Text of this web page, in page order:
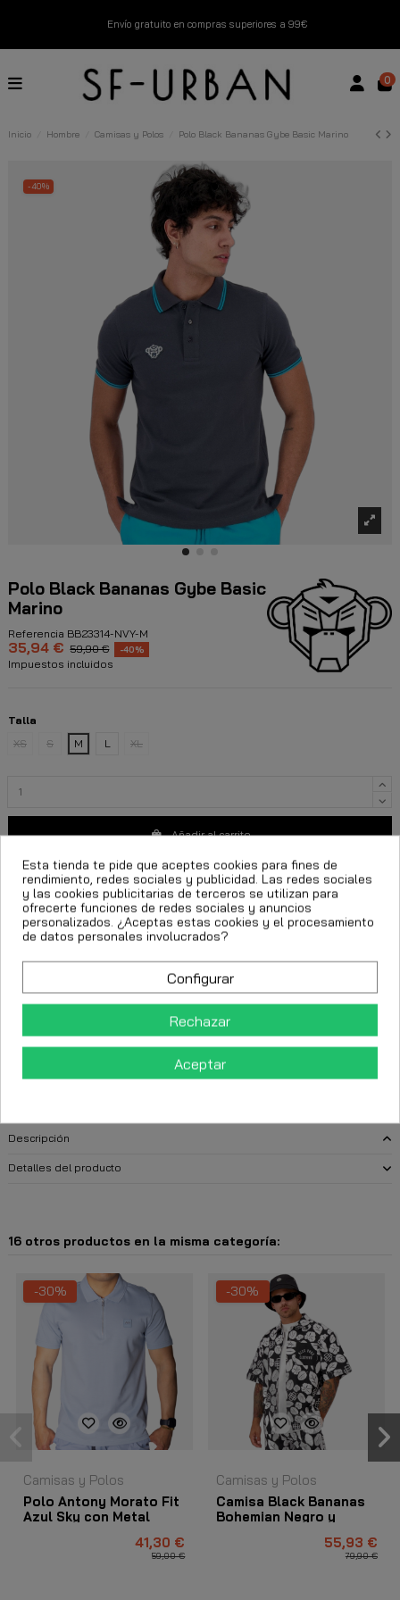
Envío gratuito en compras superiores a 99€
Nuevos productos disponibles esta semana
0
Inicio Hombre Camisas y Polos Polo Black Bananas Gybe Basic Marino
-40%
Polo Black Bananas Gybe Basic
Marino
Referencia BB23314-NVY-M
35,94 € 59,90 € -40%
Impuestos incluidos
Talla
XS
S M L XL
Añadir al carrito
FECHA ESTIMADA DE ENTREGA:
Descripción
Detalles del producto
16 otros productos en la misma categoría:
-30%
Camisas y Polos
Polo Antony Morato Fit
Azul Sky con Metal
41,30 €
59,00 €
-30%
Camisas y Polos
Camisa Black Bananas
Bohemian Negro y
55,93 €
79,90 €
Esta tienda te pide que aceptes cookies para fines de
rendimiento, redes sociales y publicidad. Las redes sociales
y las cookies publicitarias de terceros se utilizan para
ofrecerte funciones de redes sociales y anuncios
personalizados. ¿Aceptas estas cookies y el procesamiento
de datos personales involucrados?
Configurar
Rechazar
Aceptar